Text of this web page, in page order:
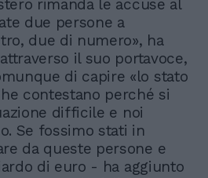
rimanda le accuse al
due persone a
due di numero», ha
il suo portavoce,
di capire «lo stato
contestano perché si
difficile e noi
Se fossimo stati in
da queste persone e
di euro - ha aggiunto